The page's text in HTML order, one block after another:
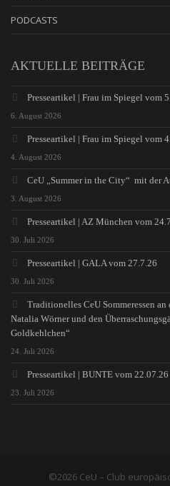
PODCASTS
AKTUELLE BEITRÄGE
Presseartikel | Frau im Spiegel vom
6. August 2026
Presseartikel | Frau im Spiegel vom
4. August 2026
CeU „Summer in the City“ mit der
3. August 2026
Presseartikel | AZ München vom
30. Juli 2026
Presseartikel | GALA vom 27.7.26
30. Juli 2026
Traditionelles CeU Sommeressen
Natalia Wörner und den
Goldkehlchen“
24. Juli 2026
Presseartikel | BUNTE vom 22.07.26
23. Juli 2026
©2026 CeU – Club